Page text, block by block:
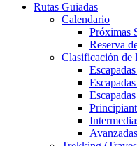
Rutas Guiadas
Calendario
Próximas
Reserva
Clasificación de
Avanzadas